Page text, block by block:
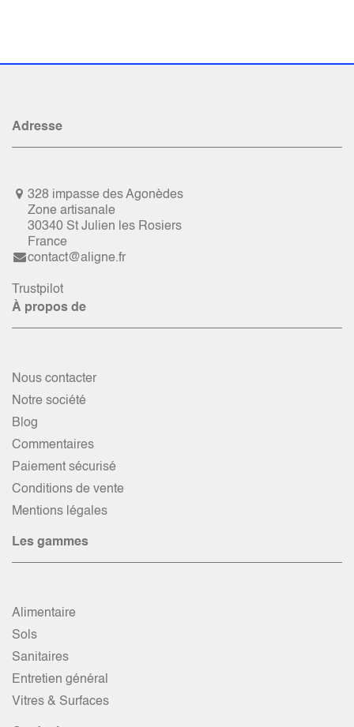
Adresse
328 impasse des Agonèdes
Zone artisanale
30340 St Julien les Rosiers
France
contact@aligne.fr
Trustpilot
À propos de
Nous contacter
Notre société
Blog
Commentaires
Paiement sécurisé
Conditions de vente
Mentions légales
Les gammes
Alimentaire
Sols
Sanitaires
Entretien général
Vitres & Surfaces